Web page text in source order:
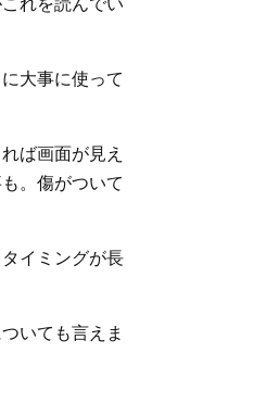
大事に使って
ば画面が見え
。傷がついて
イミングが長
いても言えま